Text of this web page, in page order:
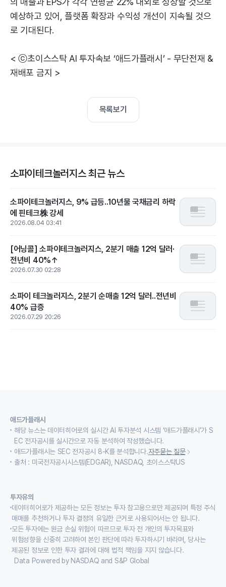
예상하고 있어, 플랫폼 확장과 수익성 개선이 지속될 것으
로 기대된다.
< ⓒ초이스스탁 AI 투자속보 ‘애드가플래시’ - 무단전재 &
재배포 금지 >
목록보기
소파이테크놀러지스 최근 뉴스
소파이테크놀러지스, 9% 급등..10년물 국채금리 하락
에 핀테크株 강세
2026.08.04 03:41
[어닝콜] 소파이테크놀러지스, 2분기 매출 12억 달러·
전년비 40%↑
2026.07.30 02:28
소파이 테크놀러지스, 2분기 순매출 12억 달러..전년비
40% 급증
2026.07.29 20:26
애드가플래시
해당 뉴스는 데이터히어로의 실시간 AI 투자분석 시스템 ‘애드가플래시’가 S
EC 전자공시를 실시간으로 자동 분석하여 작성했습니다.
애드가플래시는 SEC 전자공시 8-K를 분석합니다.자주묻는 질문
출처 : 미국전자공시시스템(EDGAR), NASDAQ, 초이스스탁US
투자유의
데이터히어로가 제공하는 모든 정보는 투자 참고용으로만 제공되며 특정 주식
매매를 추천하거나 투자 결정의 유일한 근거로 사용되어서는 안 됩니다.
모든 투자에는 원금 손실 위험이 따르므로 투자 전 개인의 투자목표와
위험성향을 신중히 고려하여 본인 판단에 따라 투자하시기 바라며, 당사는
제공된 정보로 인한 투자 결과에 대해 법적 책임을 지지 않습니다.
Data Powered by NASDAQ and S&P Global